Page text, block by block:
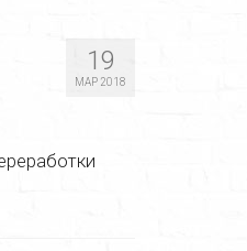
19
МАР 2018